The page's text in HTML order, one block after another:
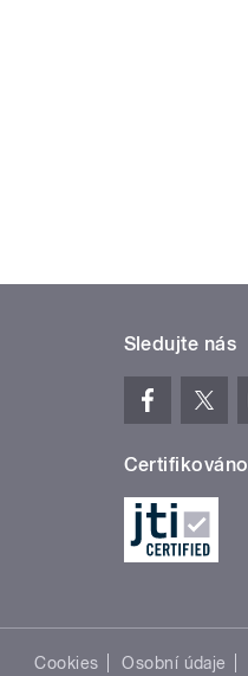
Sledujte nás
Certifikováno
Cookies Osobní údaje